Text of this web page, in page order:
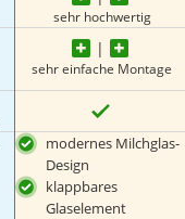
sehr hochwertig
sehr einfache Montage
modernes Milchglas-
Design
klappbares
Glaselement